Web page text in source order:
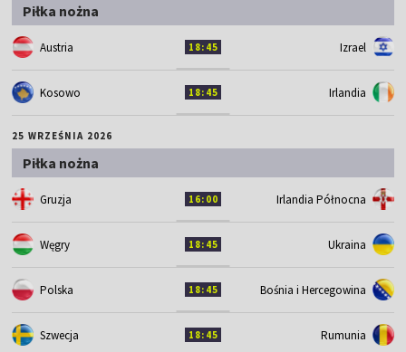
Piłka nożna
Austria 18:45 Izrael
Kosowo 18:45 Irlandia
25 WRZEŚNIA 2026
Piłka nożna
Gruzja 16:00 Irlandia Północna
Węgry 18:45 Ukraina
Polska 18:45 Bośnia i Hercegowina
Szwecja 18:45 Rumunia